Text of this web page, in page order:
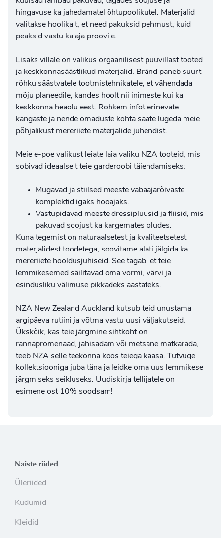
hingavuse ka jahedamatel õhtupoolikutel. Materjalid
valitakse hoolikalt, et need pakuksid pehmust, kuid
peaksid vastu ka aja proovile.
Lisaks villale on valikus orgaanilisest puuvillast tooted
ja keskkonnasäästlikud materjalid. Bränd paneb suurt
rõhku säästvatele tootmistehnikatele, et vähendada
mõju planeedile, kandes hoolt nii inimeste kui ka
keskkonna heaolu eest. Rohkem infot erinevate
kangaste ja nende omaduste kohta saate lugeda meie
põhjalikust mereriiete materjalide juhendist.
Meie e-poe valikust leiate laia valiku NZA tooteid, mis
sobivad ideaalselt teie garderoobi täiendamiseks:
Mugavad ja stiilsed meeste vabaajarõivaste
komplektid igaks hooajaks.
Vastupidavad meeste dressipluusid ja fliisid, mis
pakuvad soojust ka kargemates oludes.
Kuna tegemist on naturaalsetest ja kvaliteetsetest
materjalidest toodetega, soovitame alati jälgida ka
mereriiete hooldusjuhiseid. See tagab, et teie
lemmikesemed säilitavad oma vormi, värvi ja
esindusliku välimuse pikkadeks aastateks.
NZA New Zealand Auckland kutsub teid unustama
argipäeva rutiini ja võtma vastu uusi väljakutseid.
Ükskõik, kas teie järgmine sihtkoht on
rannapromenaad, jahisadam või metsane matkarada,
teeb NZA selle teekonna koos teiega kaasa. Tutvuge
kollektsiooniga juba täna ja leidke oma uus lemmikese
järgmiseks seikluseks. Uudiskirja tellijatele on
esimene ost 10% soodsam!
Naiste riided
Üleriided
Kudumid
Kleidid